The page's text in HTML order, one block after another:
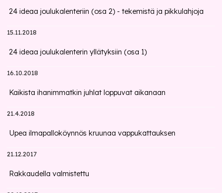
24 ideaa joulukalenteriin (osa 2) - tekemistä ja pikkulahjoja
15.11.2018
24 ideaa joulukalenterin yllätyksiin (osa 1)
16.10.2018
Kaikista ihanimmatkin juhlat loppuvat aikanaan
21.4.2018
Upea ilmapalloköynnös kruunaa vappukattauksen
21.12.2017
Rakkaudella valmistettu